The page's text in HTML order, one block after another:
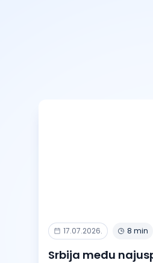
17.07.2026. 8 min
Srbija među